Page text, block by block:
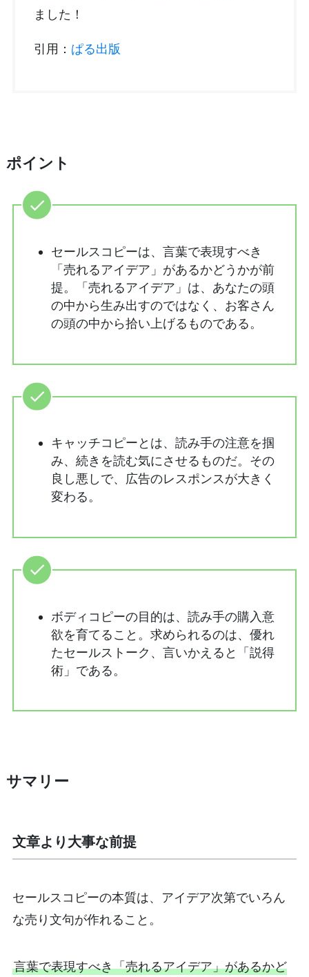
ました！
引用： ぱる出版
ポイント
セールスコピーは、言葉で表現すべき
「売れるアイデア」があるかどうかが前
提。「売れるアイデア」は、あなたの頭
の中から生み出すのではなく、お客さん
の頭の中から拾い上げるものである。
キャッチコピーとは、読み手の注意を掴
み、続きを読む気にさせるものだ。その
良し悪しで、広告のレスポンスが大きく
変わる。
ボディコピーの目的は、読み手の購入意
欲を育てること。求められるのは、優れ
たセールストーク、言いかえると「説得
術」である。
サマリー
文章より大事な前提
セールスコピーの本質は、アイデア次第でいろん
な売り文句が作れること。
言葉で表現すべき「売れるアイデア」があるかど